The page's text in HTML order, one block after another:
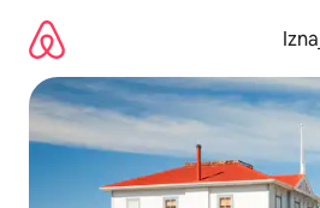
sadržaj